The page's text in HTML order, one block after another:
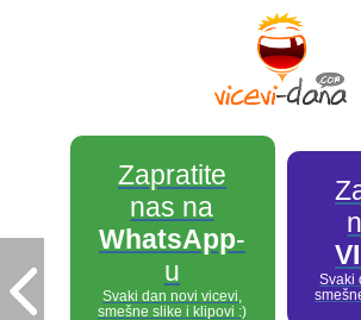
Zapratite
nas na
WhatsApp-
u
Svaki dan novi vicevi,
smešne slike i klipovi :)
Svaki